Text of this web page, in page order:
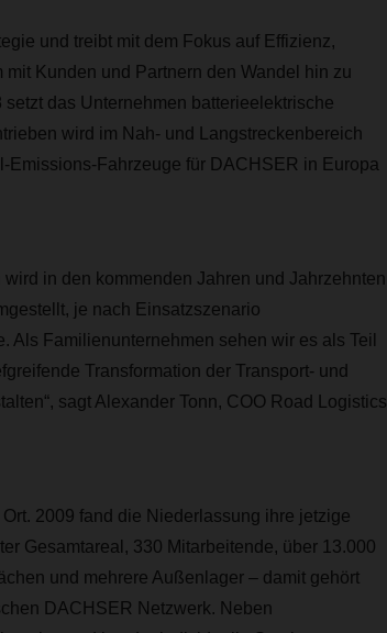
und treibt mit dem Fokus auf Effizienz,
Kunden und Partnern den Wandel hin zu
das Unternehmen batterieelektrische
wird im Nah- und Langstreckenbereich
Fahrzeuge für DACHSER in Europa
in den kommenden Jahren und Jahrzehnten
je nach Einsatzszenario
Als Familienunternehmen sehen wir es als Teil
Transformation der Transport- und
sagt Alexander Tonn, COO Road Logistics
2009 fand die Niederlassung ihre jetzige
Gesamtareal, 330 Mitarbeitende, über 13.000
und mehrere Außenlager – damit gehört
DACHSER Netzwerk. Neben